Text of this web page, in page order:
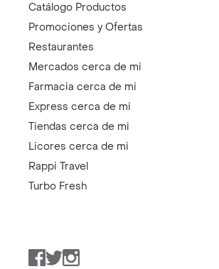
Catálogo Productos
Promociones y Ofertas
Restaurantes
Mercados cerca de mi
Farmacia cerca de mi
Express cerca de mi
Tiendas cerca de mi
Licores cerca de mi
Rappi Travel
Turbo Fresh
Facebook
TwitterInstagram